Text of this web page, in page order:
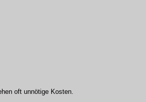
oft unnötige Kosten.